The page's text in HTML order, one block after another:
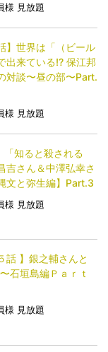
様 見放題
】世界は「（ビール
出来ている!? 保江邦
対談〜昼の部〜Part.
様 見放題
「知ると殺される
吉さん＆中澤弘幸さ
文と弥生編】Part.3
様 見放題
話 】銀之輔さんと
石垣島編Ｐａｒｔ
様 見放題